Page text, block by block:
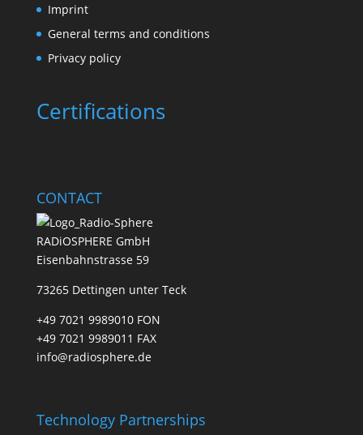
Imprint
General terms and conditions
Privacy policy
Certifications
CONTACT
RADiOSPHERE GmbH
Eisenbahnstrasse 59
73265 Dettingen unter Teck
+49 7021 9989010 FON
+49 7021 9989011 FAX
info@radiosphere.de
Technology Partnerships